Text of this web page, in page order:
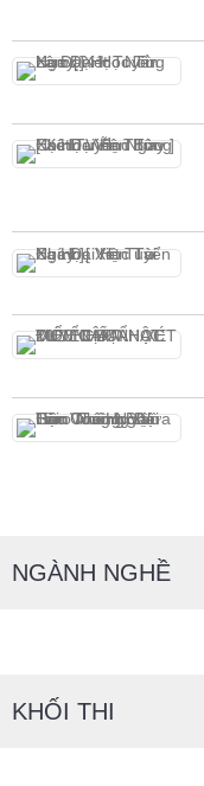
NGÀNH NGHỀ
KHỐI THI